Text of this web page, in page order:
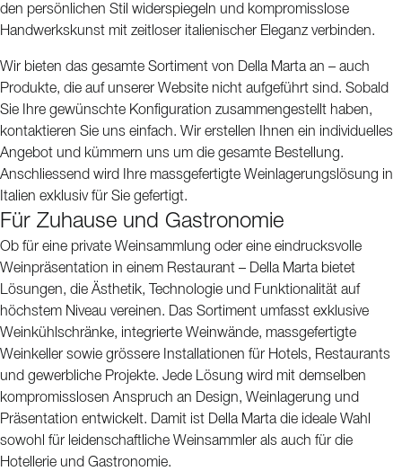
exklusive Gastronomiekonzepte ein.
den persönlichen Stil widerspiegeln und kompromisslose
Handwerkskunst mit zeitloser italienischer Eleganz verbinden.
Wir bieten das gesamte Sortiment von Della Marta an – auch
Produkte, die auf unserer Website nicht aufgeführt sind. Sobald
Sie Ihre gewünschte Konfiguration zusammengestellt haben,
kontaktieren Sie uns einfach. Wir erstellen Ihnen ein individuelles
Angebot und kümmern uns um die gesamte Bestellung.
Anschliessend wird Ihre massgefertigte Weinlagerungslösung in
Italien exklusiv für Sie gefertigt.
Für Zuhause und Gastronomie
Ob für eine private Weinsammlung oder eine eindrucksvolle
Weinpräsentation in einem Restaurant – Della Marta bietet
Lösungen, die Ästhetik, Technologie und Funktionalität auf
höchstem Niveau vereinen. Das Sortiment umfasst exklusive
Weinkühlschränke, integrierte Weinwände, massgefertigte
Weinkeller sowie grössere Installationen für Hotels, Restaurants
und gewerbliche Projekte. Jede Lösung wird mit demselben
kompromisslosen Anspruch an Design, Weinlagerung und
Präsentation entwickelt. Damit ist Della Marta die ideale Wahl
sowohl für leidenschaftliche Weinsammler als auch für die
Hotellerie und Gastronomie.